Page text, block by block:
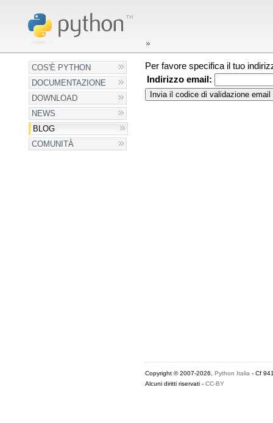
COS'È PYTHON
DOCUMENTAZIONE
DOWNLOAD
NEWS
BLOG
COMUNITÀ
Per favore specifica il tuo
Indirizzo email:
Copyright © 2007-2026, Python Italia - Cf
Alcuni diritti riservati - CC-BY